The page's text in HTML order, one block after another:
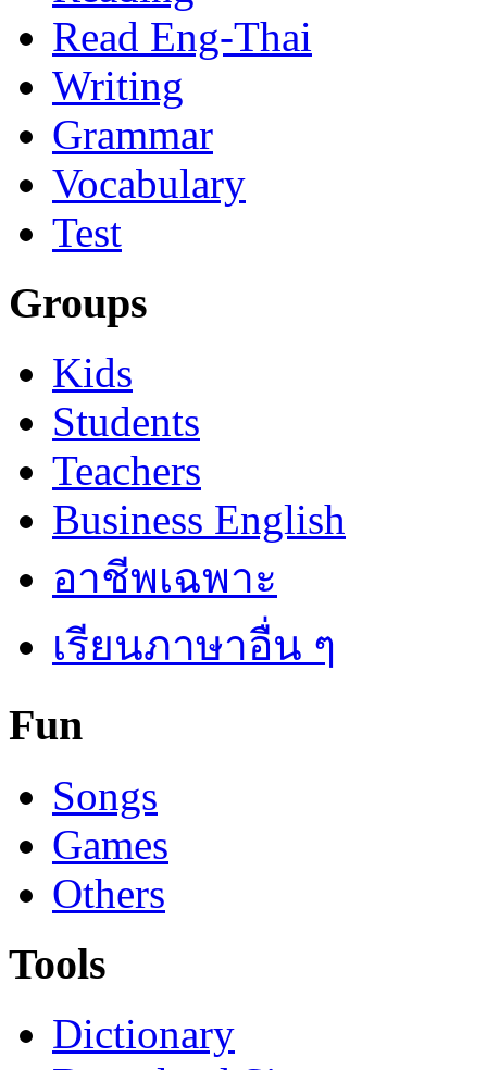
Read Eng-Thai
Writing
Grammar
Vocabulary
Test
Groups
Kids
Students
Teachers
Business English
อาชีพเฉพาะ
เรียนภาษาอื่น ๆ
Fun
Songs
Games
Others
Tools
Dictionary